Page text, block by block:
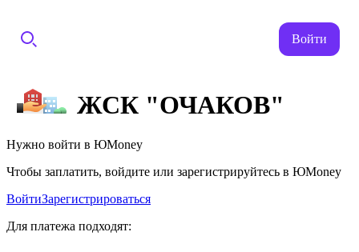
Войти
ЖСК "ОЧАКОВ"
Нужно войти в ЮMoney
Чтобы заплатить, войдите или зарегистрируйтесь в ЮMoney
ВойтиЗарегистрироваться
Для платежа подходят: